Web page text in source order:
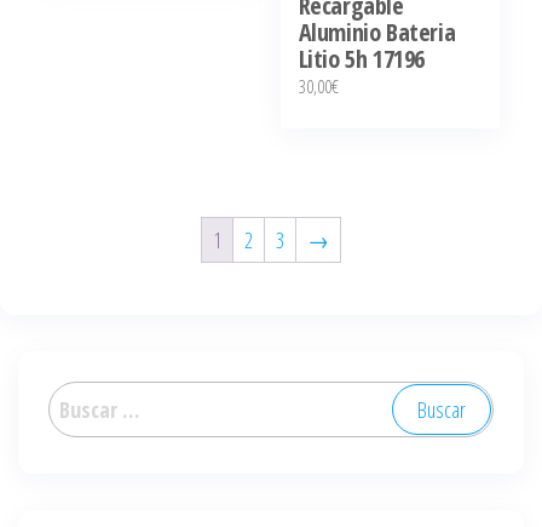
Aluminio Bateria
Litio 5h 17196
30,00€
1 2 3 →
Buscar: